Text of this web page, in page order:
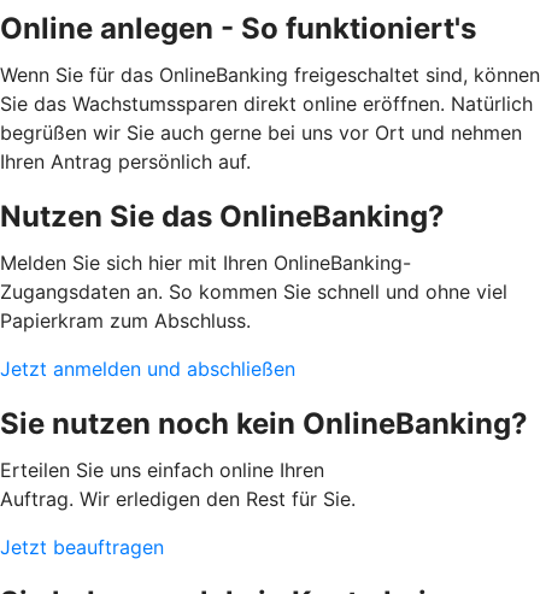
Online anlegen - So funktioniert's
Wenn Sie für das OnlineBanking freigeschaltet sind, können
Sie das Wachstumssparen direkt online eröffnen. Natürlich
begrüßen wir Sie auch gerne bei uns vor Ort und nehmen
Ihren Antrag persönlich auf.
Nutzen Sie das OnlineBanking?
Melden Sie sich hier mit Ihren OnlineBanking-
Zugangsdaten an. So kommen Sie schnell und ohne viel
Papierkram zum Abschluss.
Jetzt anmelden und abschließen
Sie nutzen noch kein OnlineBanking?
Erteilen Sie uns einfach online Ihren
Auftrag. Wir erledigen den Rest für Sie.
Jetzt beauftragen